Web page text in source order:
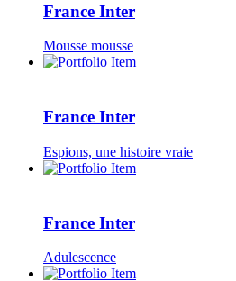
France Inter
Mousse mousse
France Inter
Espions, une histoire vraie
France Inter
Adulescence